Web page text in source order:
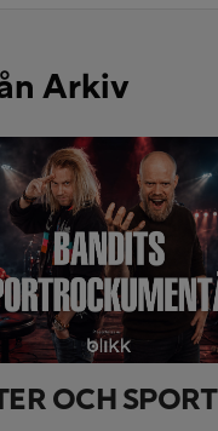
Arkiv
OCH SPORT